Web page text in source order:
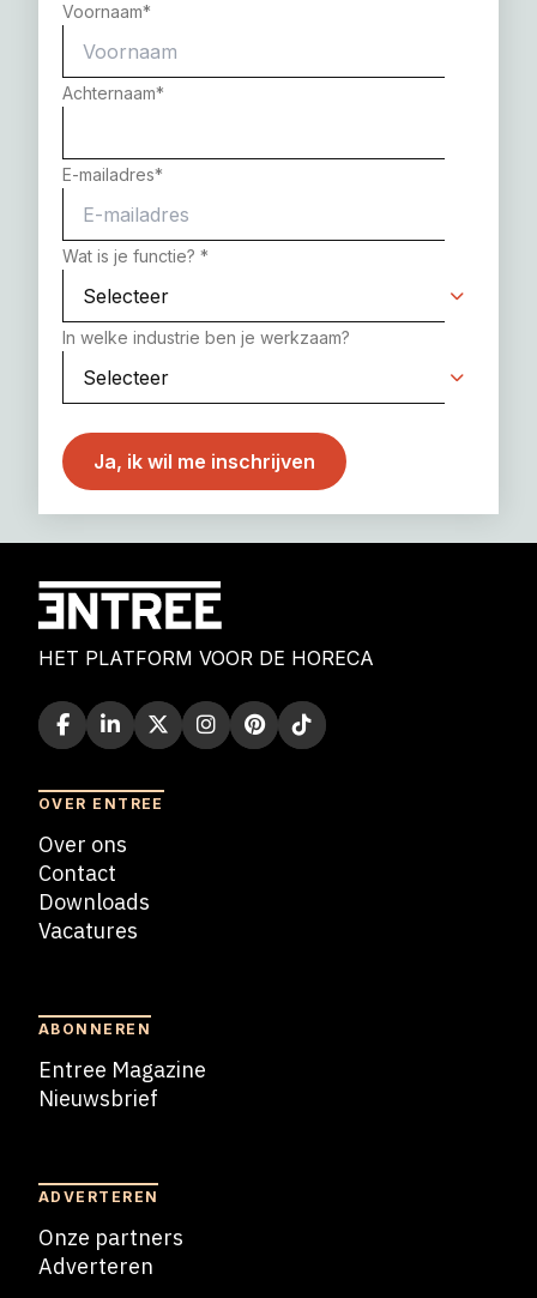
Voornaam*
Achternaam*
E-mailadres*
Wat is je functie? *
In welke industrie ben je werkzaam?
HET PLATFORM VOOR DE HORECA
OVER ENTREE
Over ons
Contact
Downloads
Vacatures
ABONNEREN
Entree Magazine
Nieuwsbrief
ADVERTEREN
Onze partners
Adverteren